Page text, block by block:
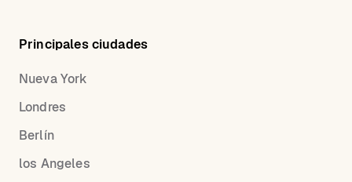
Principales ciudades
Nueva York
Londres
Berlín
los Angeles